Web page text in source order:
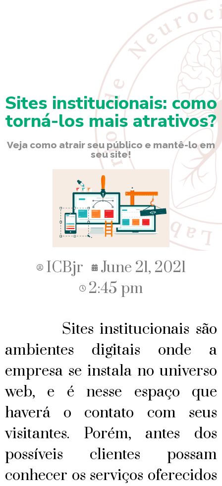
Sites institucionais: como
torná-los mais atrativos?
Veja como atrair seu público e mantê-lo em
seu site!
ICBjr
June 21, 2021
2:45 pm
Sites institucionais são
ambientes digitais onde a
empresa se instala no universo
web, e é nesse espaço que
haverá o contato com seus
visitantes. Porém, antes dos
possíveis clientes possam
conhecer os serviços oferecidos